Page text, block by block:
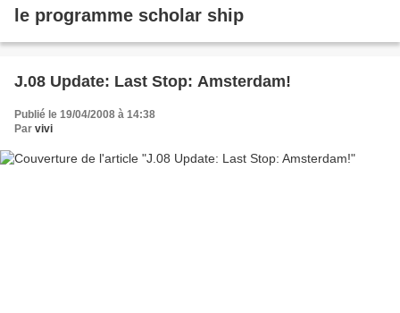
le programme scholar ship
J.08 Update: Last Stop: Amsterdam!
Publié le 19/04/2008 à 14:38
Par vivi